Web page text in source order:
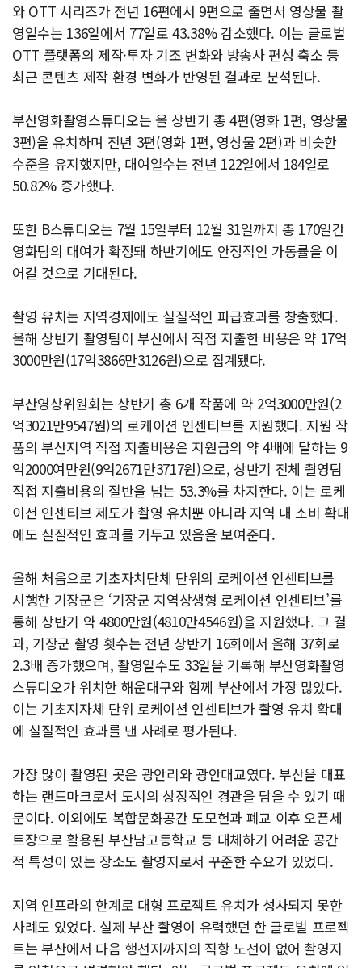
와 OTT 시리즈가 전년 16편에서 9편으로 줄면서 영상물 촬
영일수는 136일에서 77일로 43.38% 감소했다. 이는 글로벌
OTT 플랫폼의 제작·투자 기조 변화와 방송사 편성 축소 등
최근 콘텐츠 제작 환경 변화가 반영된 결과로 분석된다.
부산영화촬영스튜디오는 올 상반기 총 4편(영화 1편, 영상물
3편)을 유치하며 전년 3편(영화 1편, 영상물 2편)과 비슷한
수준을 유지했지만, 대여일수는 전년 122일에서 184일로
50.82% 증가했다.
또한 B스튜디오는 7월 15일부터 12월 31일까지 총 170일간
영화팀의 대여가 확정돼 하반기에도 안정적인 가동률을 이
어갈 것으로 기대된다.
촬영 유치는 지역경제에도 실질적인 파급효과를 창출했다.
올해 상반기 촬영팀이 부산에서 직접 지출한 비용은 약 17억
3000만원(17억3866만3126원)으로 집계됐다.
부산영상위원회는 상반기 총 6개 작품에 약 2억3000만원(2
억3021만9547원)의 로케이션 인센티브를 지원했다. 지원 작
품의 부산지역 직접 지출비용은 지원금의 약 4배에 달하는 9
억2000여만원(9억2671만3717원)으로, 상반기 전체 촬영팀
직접 지출비용의 절반을 넘는 53.3%를 차지한다. 이는 로케
이션 인센티브 제도가 촬영 유치뿐 아니라 지역 내 소비 확대
에도 실질적인 효과를 거두고 있음을 보여준다.
올해 처음으로 기초자치단체 단위의 로케이션 인센티브를
시행한 기장군은 ‘기장군 지역상생형 로케이션 인센티브’를
통해 상반기 약 4800만원(4810만4546원)을 지원했다. 그 결
과, 기장군 촬영 횟수는 전년 상반기 16회에서 올해 37회로
2.3배 증가했으며, 촬영일수도 33일을 기록해 부산영화촬영
스튜디오가 위치한 해운대구와 함께 부산에서 가장 많았다.
이는 기초지자체 단위 로케이션 인센티브가 촬영 유치 확대
에 실질적인 효과를 낸 사례로 평가된다.
가장 많이 촬영된 곳은 광안리와 광안대교였다. 부산을 대표
하는 랜드마크로서 도시의 상징적인 경관을 담을 수 있기 때
문이다. 이외에도 복합문화공간 도모헌과 폐교 이후 오픈세
트장으로 활용된 부산남고등학교 등 대체하기 어려운 공간
적 특성이 있는 장소도 촬영지로서 꾸준한 수요가 있었다.
지역 인프라의 한계로 대형 프로젝트 유치가 성사되지 못한
사례도 있었다. 실제 부산 촬영이 유력했던 한 글로벌 프로젝
트는 부산에서 다음 행선지까지의 직항 노선이 없어 촬영지